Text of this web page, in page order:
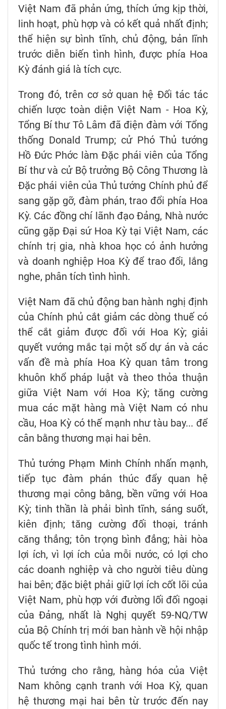
Việt Nam đã phản ứng, thích ứng kịp thời,
linh hoạt, phù hợp và có kết quả nhất định;
thể hiện sự bình tĩnh, chủ động, bản lĩnh
trước diễn biến tình hình, được phía Hoa
Kỳ đánh giá là tích cực.
Trong đó, trên cơ sở quan hệ Đối tác tác
chiến lược toàn diện Việt Nam - Hoa Kỳ,
Tổng Bí thư Tô Lâm đã điện đàm với Tổng
thống Donald Trump; cử Phó Thủ tướng
Hồ Đức Phớc làm Đặc phái viên của Tổng
Bí thư và cử Bộ trưởng Bộ Công Thương là
Đặc phái viên của Thủ tướng Chính phủ để
sang gặp gỡ, đàm phán, trao đổi phía Hoa
Kỳ. Các đồng chí lãnh đạo Đảng, Nhà nước
cũng gặp Đại sứ Hoa Kỳ tại Việt Nam, các
chính trị gia, nhà khoa học có ảnh hưởng
và doanh nghiệp Hoa Kỳ để trao đổi, lắng
nghe, phân tích tình hình.
Việt Nam đã chủ động ban hành nghị định
của Chính phủ cắt giảm các dòng thuế có
thể cắt giảm được đối với Hoa Kỳ; giải
quyết vướng mắc tại một số dự án và các
vấn đề mà phía Hoa Kỳ quan tâm trong
khuôn khổ pháp luật và theo thỏa thuận
giữa Việt Nam với Hoa Kỳ; tăng cường
mua các mặt hàng mà Việt Nam có nhu
cầu, Hoa Kỳ có thế mạnh như tàu bay... để
cân bằng thương mại hai bên.
Thủ tướng Phạm Minh Chính nhấn mạnh,
tiếp tục đàm phán thúc đẩy quan hệ
thương mại công bằng, bền vững với Hoa
Kỳ; tinh thần là phải bình tĩnh, sáng suốt,
kiên định; tăng cường đối thoại, tránh
căng thẳng; tôn trọng bình đẳng; hài hòa
lợi ích, vì lợi ích của mỗi nước, có lợi cho
các doanh nghiệp và cho người tiêu dùng
hai bên; đặc biệt phải giữ lợi ích cốt lõi của
Việt Nam, phù hợp với đường lối đối ngoại
của Đảng, nhất là Nghị quyết 59-NQ/TW
của Bộ Chính trị mới ban hành về hội nhập
quốc tế trong tình hình mới.
Thủ tướng cho rằng, hàng hóa của Việt
Nam không cạnh tranh với Hoa Kỳ, quan
hệ thương mại hai bên từ trước đến nay